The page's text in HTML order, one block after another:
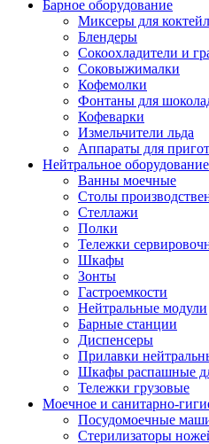
Барное оборудование
Миксеры для
Блендеры
Сокоохладители и
Соковыжималки
Кофемолки
Фонтаны для
Кофеварки
Измельчители льда
Аппараты для
Нейтральное оборудование
Ванны моечные
Столы
Стеллажи
Полки
Тележки
Шкафы
Зонты
Гастроемкости
Нейтральные модули
Барные станции
Диспенсеры
Прилавки
Шкафы распашные
Тележки грузовые
Моечное и санитарно-
Посудомоечные
Стерилизаторы